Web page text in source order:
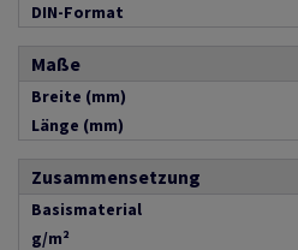
DIN-Format
Maße
Breite (mm)
Länge (mm)
Zusammensetzung
Basismaterial
g/m²